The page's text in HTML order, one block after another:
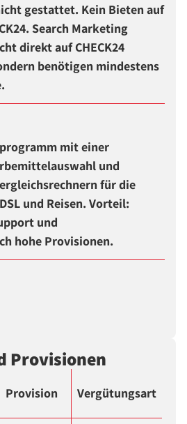
gestattet. Kein Bieten auf
Search Marketing
direkt auf CHECK24
benötigen mindestens
mit einer
und
für die
und Reisen. Vorteil:
und
hohe Provisionen.
Provisionen
Provision Vergütungsart